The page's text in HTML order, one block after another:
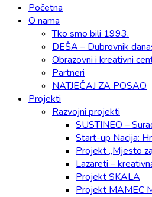
Primary
Menu
Početna
O nama
Tko smo bili 1993.
DEŠA – Dubrovnik
Obrazovni i kreativni
Partneri
NATJEČAJ ZA POSAO
Projekti
Razvojni projekti
SUSTINEO –
Start-up Nacija:
Projekt „Mjesto
Lazareti –
Projekt SKALA
Projekt MAMEC